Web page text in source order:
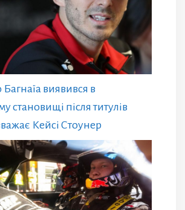
виявився в
становищі після титулів
Кейсі Стоунер